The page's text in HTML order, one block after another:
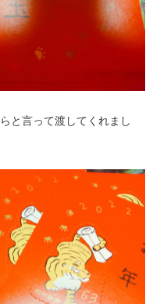
と言って渡してくれまし